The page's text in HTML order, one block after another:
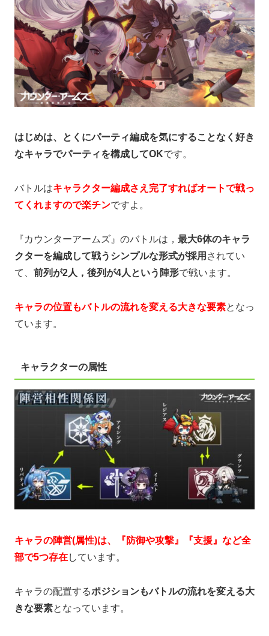
はじめは、とくにパーティ編成を気にすることなく好き
なキャラでパーティを構成してOKです。
バトルはキャラクター編成さえ完了すればオートで戦っ
てくれますので楽チンですよ。
『カウンターアームズ』のバトルは， 最大6体のキャラ
クターを編成して戦うシンプルな形式が採用 されてい
て、 前列が2人，後列が4人という陣形で戦います。
キャラの位置もバトルの流れを変える大きな要素となっ
ています。
キャラクターの属性
キャラの陣営(属性)は、『防御や攻撃』『支援』など全
部で5つ存在しています。
キャラの配置するポジションもバトルの流れを変える大
きな要素となっています。